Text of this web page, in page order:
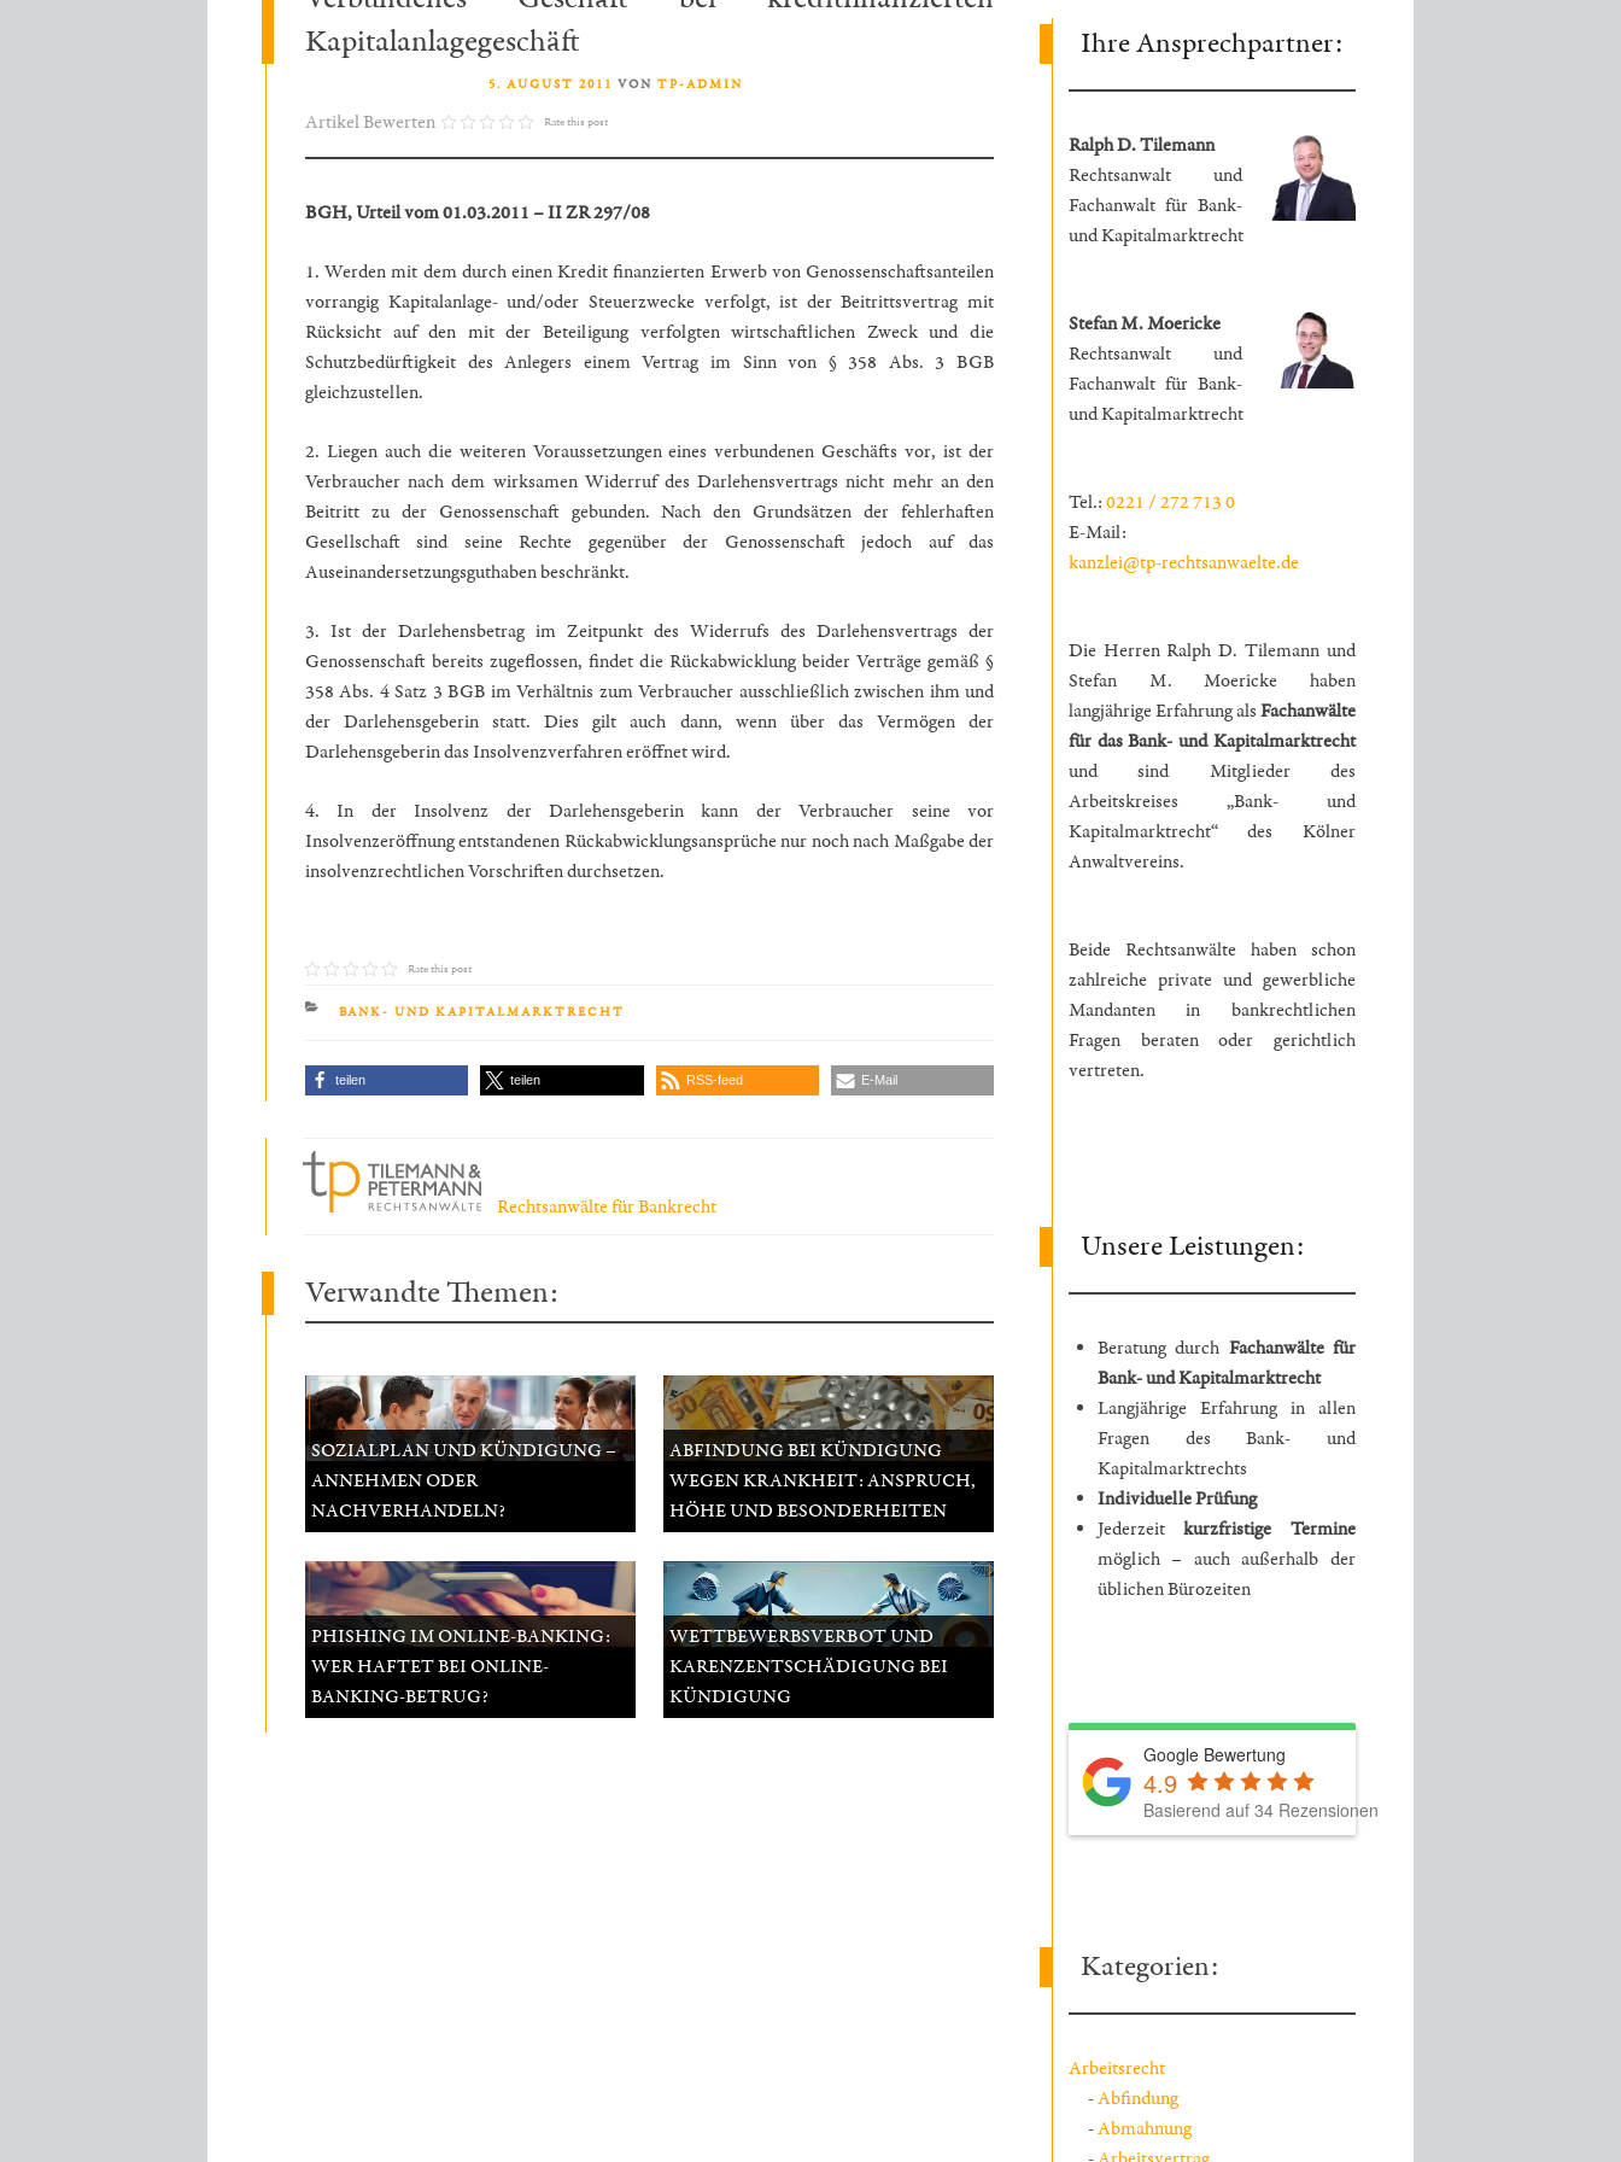
Kapitalanlagegeschäft
5. AUGUST 2011 VON TP-ADMIN
Artikel Bewerten Rate this post
BGH, Urteil vom 01.03.2011 – II ZR 297/08
1. Werden mit dem durch einen Kredit finanzierten Erwerb von Genossenschaftsanteilen
vorrangig Kapitalanlage- und/oder Steuerzwecke verfolgt, ist der Beitrittsvertrag mit
Rücksicht auf den mit der Beteiligung verfolgten wirtschaftlichen Zweck und die
Schutzbedürftigkeit des Anlegers einem Vertrag im Sinn von § 358 Abs. 3 BGB
gleichzustellen.
2. Liegen auch die weiteren Voraussetzungen eines verbundenen Geschäfts vor, ist der
Verbraucher nach dem wirksamen Widerruf des Darlehensvertrags nicht mehr an den
Beitritt zu der Genossenschaft gebunden. Nach den Grundsätzen der fehlerhaften
Gesellschaft sind seine Rechte gegenüber der Genossenschaft jedoch auf das
Auseinandersetzungsguthaben beschränkt.
3. Ist der Darlehensbetrag im Zeitpunkt des Widerrufs des Darlehensvertrags der
Genossenschaft bereits zugeflossen, findet die Rückabwicklung beider Verträge gemäß §
358 Abs. 4 Satz 3 BGB im Verhältnis zum Verbraucher ausschließlich zwischen ihm und
der Darlehensgeberin statt. Dies gilt auch dann, wenn über das Vermögen der
Darlehensgeberin das Insolvenzverfahren eröffnet wird.
4. In der Insolvenz der Darlehensgeberin kann der Verbraucher seine vor
Insolvenzeröffnung entstandenen Rückabwicklungsansprüche nur noch nach Maßgabe der
insolvenzrechtlichen Vorschriften durchsetzen.
Rate this post
KATEGORIEN
BANK- UND KAPITALMARKTRECHT
teilen teilen RSS-feed E-Mail
Rechtsanwälte für Bankrecht
Verwandte Themen:
SOZIALPLAN UND KÜNDIGUNG –
ANNEHMEN ODER
NACHVERHANDELN?
ABFINDUNG BEI KÜNDIGUNG
WEGEN KRANKHEIT: ANSPRUCH,
HÖHE UND BESONDERHEITEN
PHISHING IM ONLINE-BANKING:
WER HAFTET BEI ONLINE-
BANKING-BETRUG?
WETTBEWERBSVERBOT UND
KARENZENTSCHÄDIGUNG BEI
KÜNDIGUNG
Ihre Ansprechpartner:
Ralph D. Tilemann
Rechtsanwalt und
Fachanwalt für Bank-
und Kapitalmarktrecht
Stefan M. Moericke
Rechtsanwalt und
Fachanwalt für Bank-
und Kapitalmarktrecht
Tel.:0221 / 272 713 0
E-Mail:
kanzlei@tp-rechtsanwaelte.de
Die Herren Ralph D. Tilemann und
Stefan M. Moericke haben
langjährige Erfahrung alsFachanwälte
für das Bank- und Kapitalmarktrecht
und sind Mitglieder des
Arbeitskreises „Bank- und
Kapitalmarktrecht“ des Kölner
Anwaltvereins.
Beide Rechtsanwälte haben schon
zahlreiche private und gewerbliche
Mandanten in bankrechtlichen
Fragen beraten oder gerichtlich
vertreten.
Unsere Leistungen:
Beratung durch Fachanwälte für
Bank- und Kapitalmarktrecht
Langjährige Erfahrung in allen
Fragen des Bank- und
Kapitalmarktrechts
Individuelle Prüfung
Jederzeitkurzfristige Termine
möglich – auch außerhalb der
üblichen Bürozeiten
Google Bewertung
4.9
Basierend auf 34 Rezensionen
Kategorien:
Arbeitsrecht
Abfindung
Abmahnung